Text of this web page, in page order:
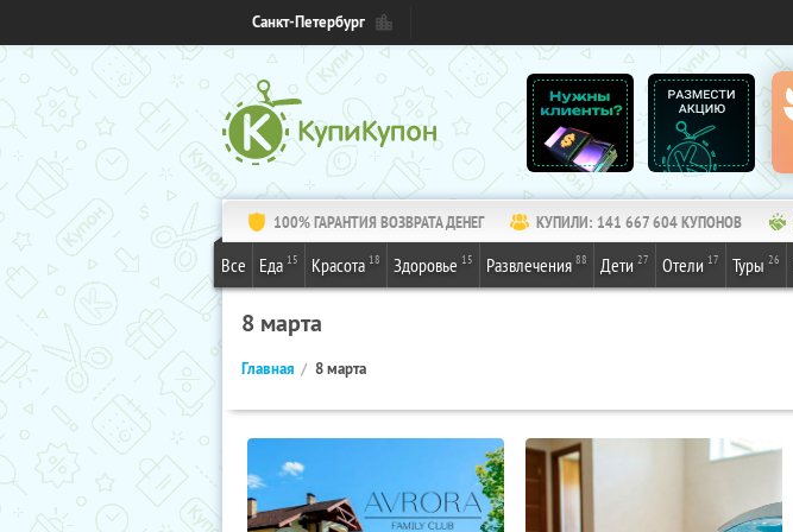
Санкт-Петербург
100% ГАРАНТИЯ ВОЗВРАТА ДЕНЕГ КУПИЛИ: 141 667 604КУПОНОВ
Все Еда 15 Красота 18 Здоровье 15 Развлечения 88 Дети 27 Отели 17 Туры 26
8 марта
Главная 8 марта